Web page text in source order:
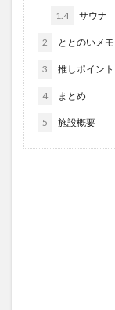
1.4 サウナ
2 ととのいメモ
3 推しポイント
4 まとめ
5 施設概要